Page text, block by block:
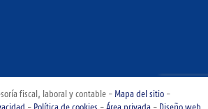
fiscal, laboral y contable - Mapa del sitio -